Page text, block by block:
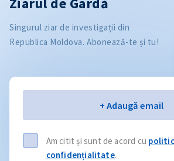
Singurul ziar de investigații din
Republica Moldova. Abonează-te și tu!
+ Adaugă email
Am citit și sunt de acord cu
confidențialitate.